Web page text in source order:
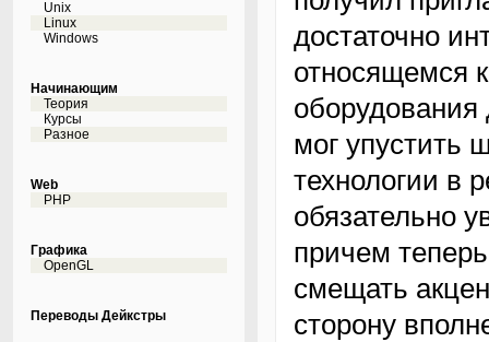
Unix
Linux
Windows
Начинающим
Теория
Курсы
Разное
Web
PHP
Графика
OpenGL
Переводы Дейкстры
достаточно
относящемся
оборудования
мог упустить
технологии в
обязательно
причем
смещать
сторону